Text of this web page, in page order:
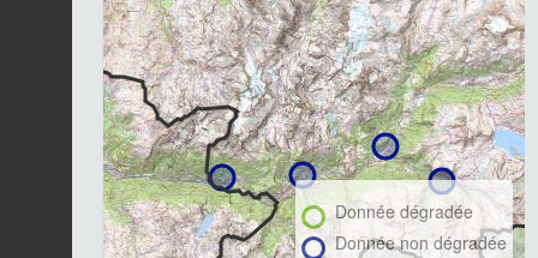
Donnée dégradée
Donnée non dégradée